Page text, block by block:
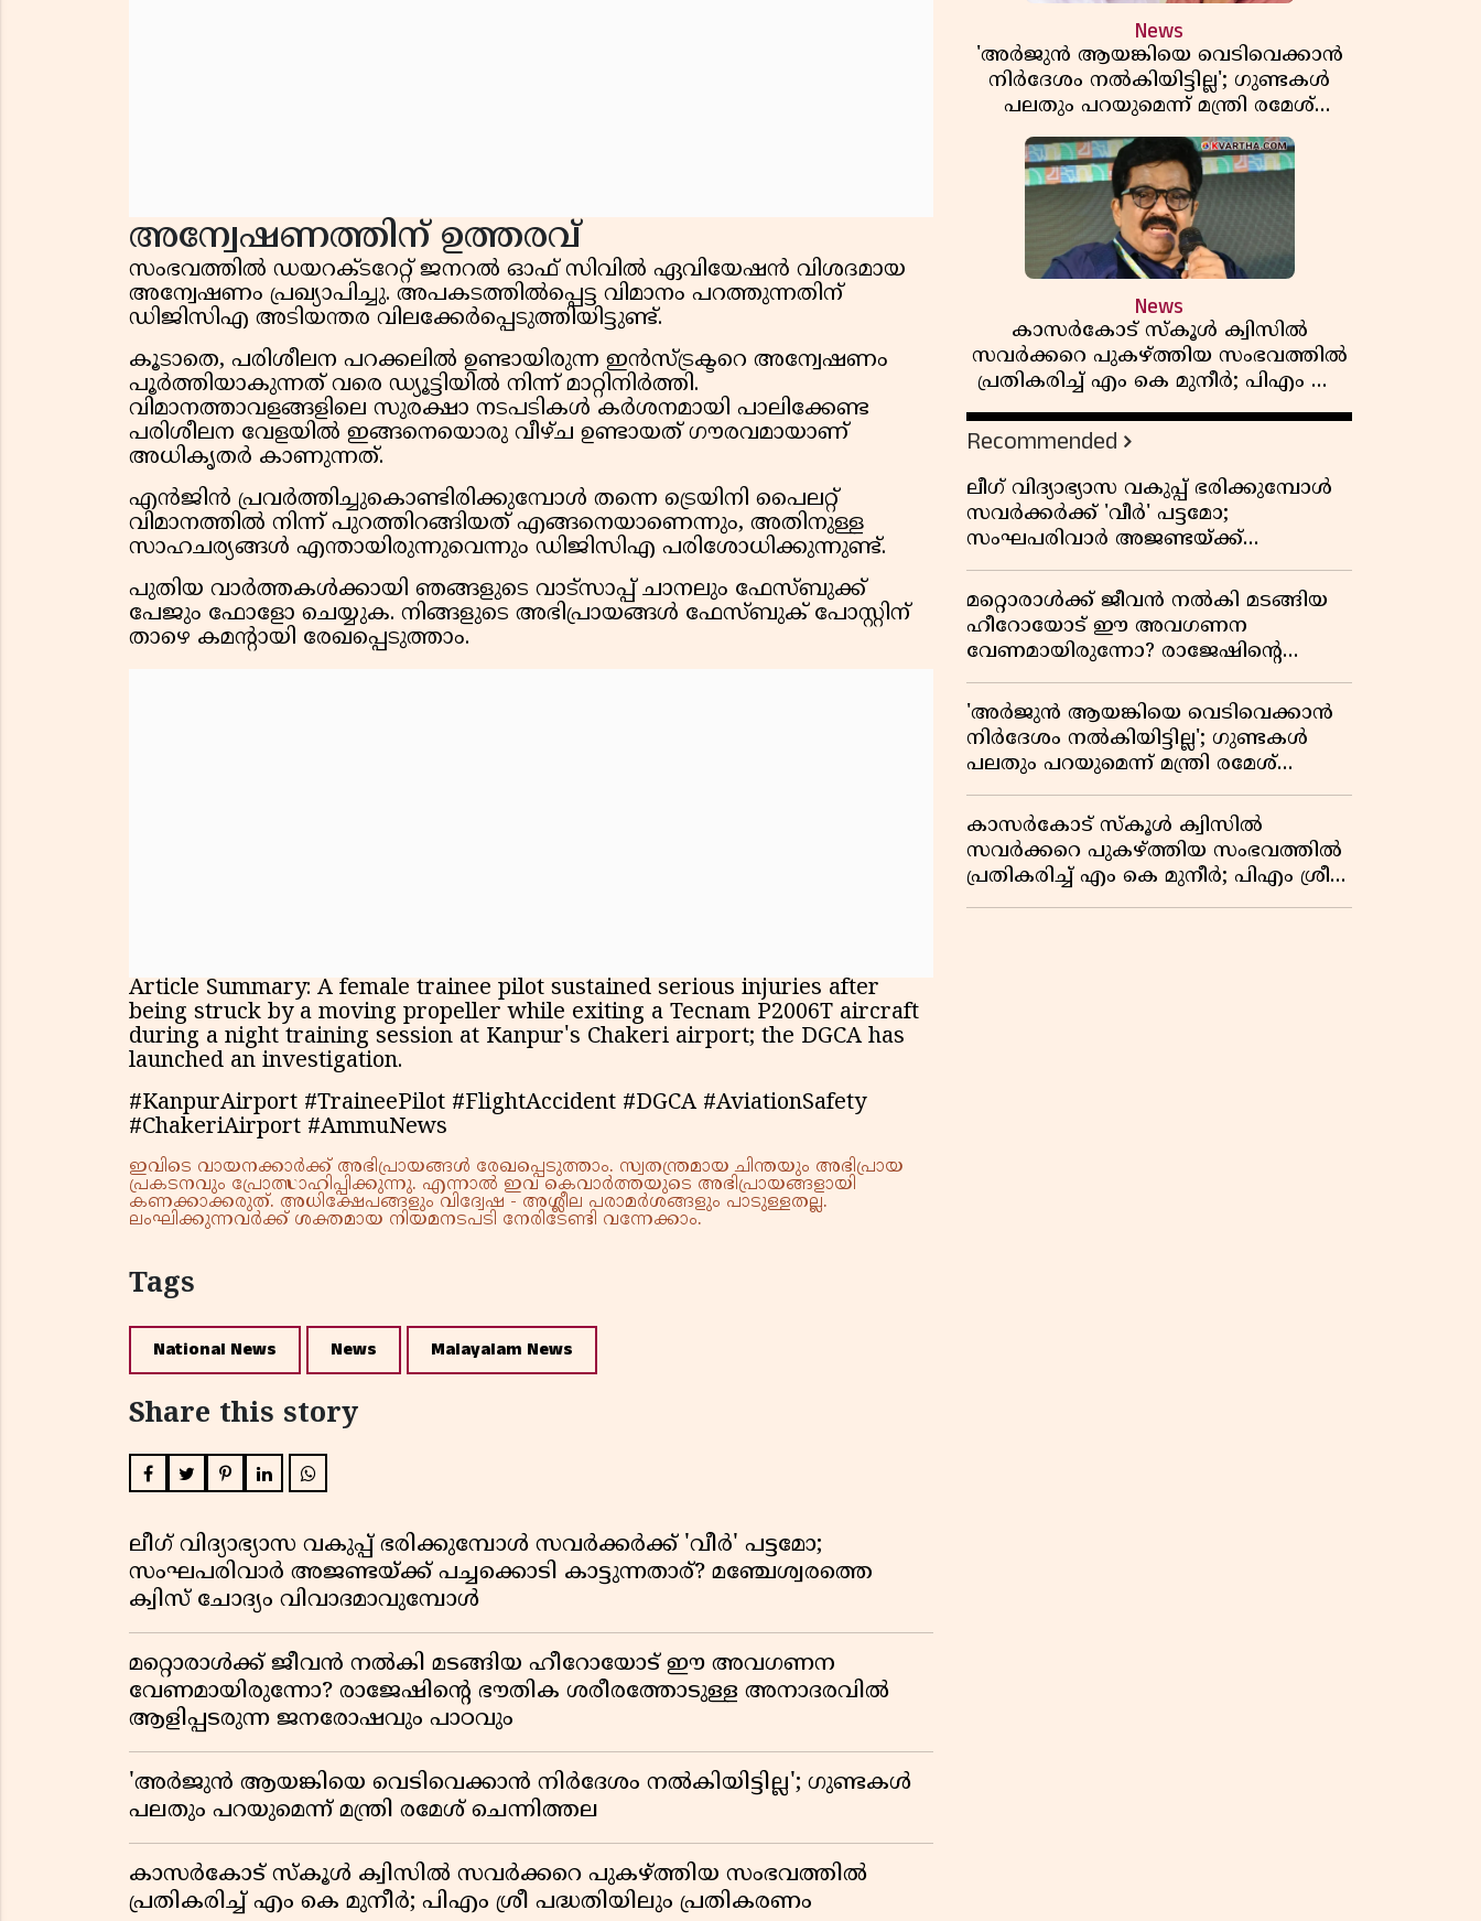
അന്വേഷണത്തിന് ഉത്തരവ്
സംഭവത്തിൽ ഡയറക്‌ടറേറ്റ് ജനറൽ ഓഫ് സിവിൽ ഏവിയേഷൻ വിശദമായ
അന്വേഷണം പ്രഖ്യാപിച്ചു. അപകടത്തിൽപ്പെട്ട വിമാനം പറത്തുന്നതിന്
ഡിജിസിഎ അടിയന്തര വിലക്കേർപ്പെടുത്തിയിട്ടുണ്ട്.
കൂടാതെ, പരിശീലന പറക്കലിൽ ഉണ്ടായിരുന്ന ഇൻസ്ട്രക്ടറെ അന്വേഷണം
പൂർത്തിയാകുന്നത് വരെ ഡ്യൂട്ടിയിൽ നിന്ന് മാറ്റിനിർത്തി.
വിമാനത്താവളങ്ങളിലെ സുരക്ഷാ നടപടികൾ കർശനമായി പാലിക്കേണ്ട
പരിശീലന വേളയിൽ ഇങ്ങനെയൊരു വീഴ്ച ഉണ്ടായത് ഗൗരവമായാണ്
അധികൃതർ കാണുന്നത്.
എൻജിൻ പ്രവർത്തിച്ചുകൊണ്ടിരിക്കുമ്പോൾ തന്നെ ട്രെയിനി പൈലറ്റ്
വിമാനത്തിൽ നിന്ന് പുറത്തിറങ്ങിയത് എങ്ങനെയാണെന്നും, അതിനുള്ള
സാഹചര്യങ്ങൾ എന്തായിരുന്നുവെന്നും ഡിജിസിഎ പരിശോധിക്കുന്നുണ്ട്.
പുതിയ വാർത്തകൾക്കായി ഞങ്ങളുടെ വാട്സാപ്പ് ചാനലും ഫേസ്ബുക്ക്
പേജും ഫോളോ ചെയ്യുക. നിങ്ങളുടെ അഭിപ്രായങ്ങൾ ഫേസ്ബുക് പോസ്റ്റിന്
താഴെ കമന്റായി രേഖപ്പെടുത്താം.
Article Summary: A female trainee pilot sustained serious injuries after
being struck by a moving propeller while exiting a Tecnam P2006T aircraft
during a night training session at Kanpur's Chakeri airport; the DGCA has
launched an investigation.
#KanpurAirport #TraineePilot #FlightAccident #DGCA #AviationSafety
#ChakeriAirport #AmmuNews
ഇവിടെ വായനക്കാർക്ക് അഭിപ്രായങ്ങൾ രേഖപ്പെടുത്താം. സ്വതന്ത്രമായ ചിന്തയും അഭിപ്രായ
പ്രകടനവും പ്രോത്സാഹിപ്പിക്കുന്നു. എന്നാൽ ഇവ കെവാർത്തയുടെ അഭിപ്രായങ്ങളായി
കണക്കാക്കരുത്. അധിക്ഷേപങ്ങളും വിദ്വേഷ - അശ്ലീല പരാമർശങ്ങളും പാടുള്ളതല്ല.
ലംഘിക്കുന്നവർക്ക് ശക്തമായ നിയമനടപടി നേരിടേണ്ടി വന്നേക്കാം.
Tags
National News News Malayalam News
Share this story
ലീഗ് വിദ്യാഭ്യാസ വകുപ്പ് ഭരിക്കുമ്പോൾ സവർക്കർക്ക് 'വീർ' പട്ടമോ;
സംഘപരിവാർ അജണ്ടയ്ക്ക് പച്ചക്കൊടി കാട്ടുന്നതാര്? മഞ്ചേശ്വരത്തെ
ക്വിസ് ചോദ്യം വിവാദമാവുമ്പോൾ
മറ്റൊരാൾക്ക് ജീവൻ നൽകി മടങ്ങിയ ഹീറോയോട് ഈ അവഗണന
വേണമായിരുന്നോ? രാജേഷിൻ്റെ ഭൗതിക ശരീരത്തോടുള്ള അനാദരവിൽ
ആളിപ്പടരുന്ന ജനരോഷവും പാഠവും
'അർജുൻ ആയങ്കിയെ വെടിവെക്കാൻ നിർദേശം നൽകിയിട്ടില്ല'; ഗുണ്ടകൾ
പലതും പറയുമെന്ന് മന്ത്രി രമേശ് ചെന്നിത്തല
കാസർകോട് സ്കൂൾ ക്വിസിൽ സവർക്കറെ പുകഴ്ത്തിയ സംഭവത്തിൽ
പ്രതികരിച്ച് എം കെ മുനീർ; പിഎം ശ്രീ പദ്ധതിയിലും പ്രതികരണം
News
'അർജുൻ ആയങ്കിയെ വെടിവെക്കാൻ
നിർദേശം നൽകിയിട്ടില്ല'; ഗുണ്ടകൾ
പലതും പറയുമെന്ന് മന്ത്രി രമേശ്
ചെന്നിത്തല
News
കാസർകോട് സ്കൂൾ ക്വിസിൽ
സവർക്കറെ പുകഴ്ത്തിയ സംഭവത്തിൽ
പ്രതികരിച്ച് എം കെ മുനീർ; പിഎം ശ്രീ
പദ്ധതിയിലും പ്രതികരണം
Recommended
ലീഗ് വിദ്യാഭ്യാസ വകുപ്പ് ഭരിക്കുമ്പോൾ
സവർക്കർക്ക് 'വീർ' പട്ടമോ;
സംഘപരിവാർ അജണ്ടയ്ക്ക്
പച്ചക്കൊടി കാട്ടുന്നതാര്?
മഞ്ചേശ്വരത്തെ ക്വിസ് ചോദ്യം
വിവാദമാവുമ്പോൾ
മറ്റൊരാൾക്ക് ജീവൻ നൽകി മടങ്ങിയ
ഹീറോയോട് ഈ അവഗണന
വേണമായിരുന്നോ? രാജേഷിൻ്റെ
ഭൗതിക ശരീരത്തോടുള്ള അനാദരവിൽ
ആളിപ്പടരുന്ന ജനരോഷവും പാഠവും
'അർജുൻ ആയങ്കിയെ വെടിവെക്കാൻ
നിർദേശം നൽകിയിട്ടില്ല'; ഗുണ്ടകൾ
പലതും പറയുമെന്ന് മന്ത്രി രമേശ്
ചെന്നിത്തല
കാസർകോട് സ്കൂൾ ക്വിസിൽ
സവർക്കറെ പുകഴ്ത്തിയ സംഭവത്തിൽ
പ്രതികരിച്ച് എം കെ മുനീർ; പിഎം ശ്രീ
പദ്ധതിയിലും പ്രതികരണം